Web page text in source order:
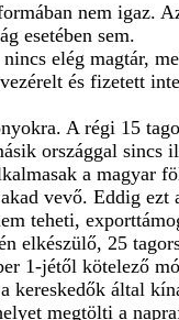
nem igaz.
esetében sem.
elég magtár,
és fizetett
A régi 15
országgal sincs
a magyar
vevő. Eddig
teheti,
elkészülő, 25
1-jétől kötelező
kereskedők által
megtölti a